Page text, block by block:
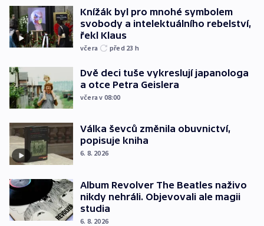
Knížák byl pro mnohé symbolem
svobody a intelektuálního rebelství,
řekl Klaus
včera před 23 h
Dvě deci tuše vykreslují japanologa
a otce Petra Geislera
včera v 08:00
Válka ševců změnila obuvnictví,
popisuje kniha
6. 8. 2026
Album Revolver The Beatles naživo
nikdy nehráli. Objevovali ale magii
studia
6. 8. 2026